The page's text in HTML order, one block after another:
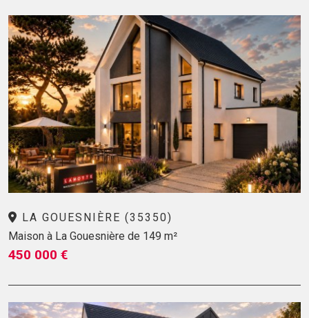
LA GOUESNIÈRE (35350)
Maison à La Gouesnière de 149 m²
450 000 €